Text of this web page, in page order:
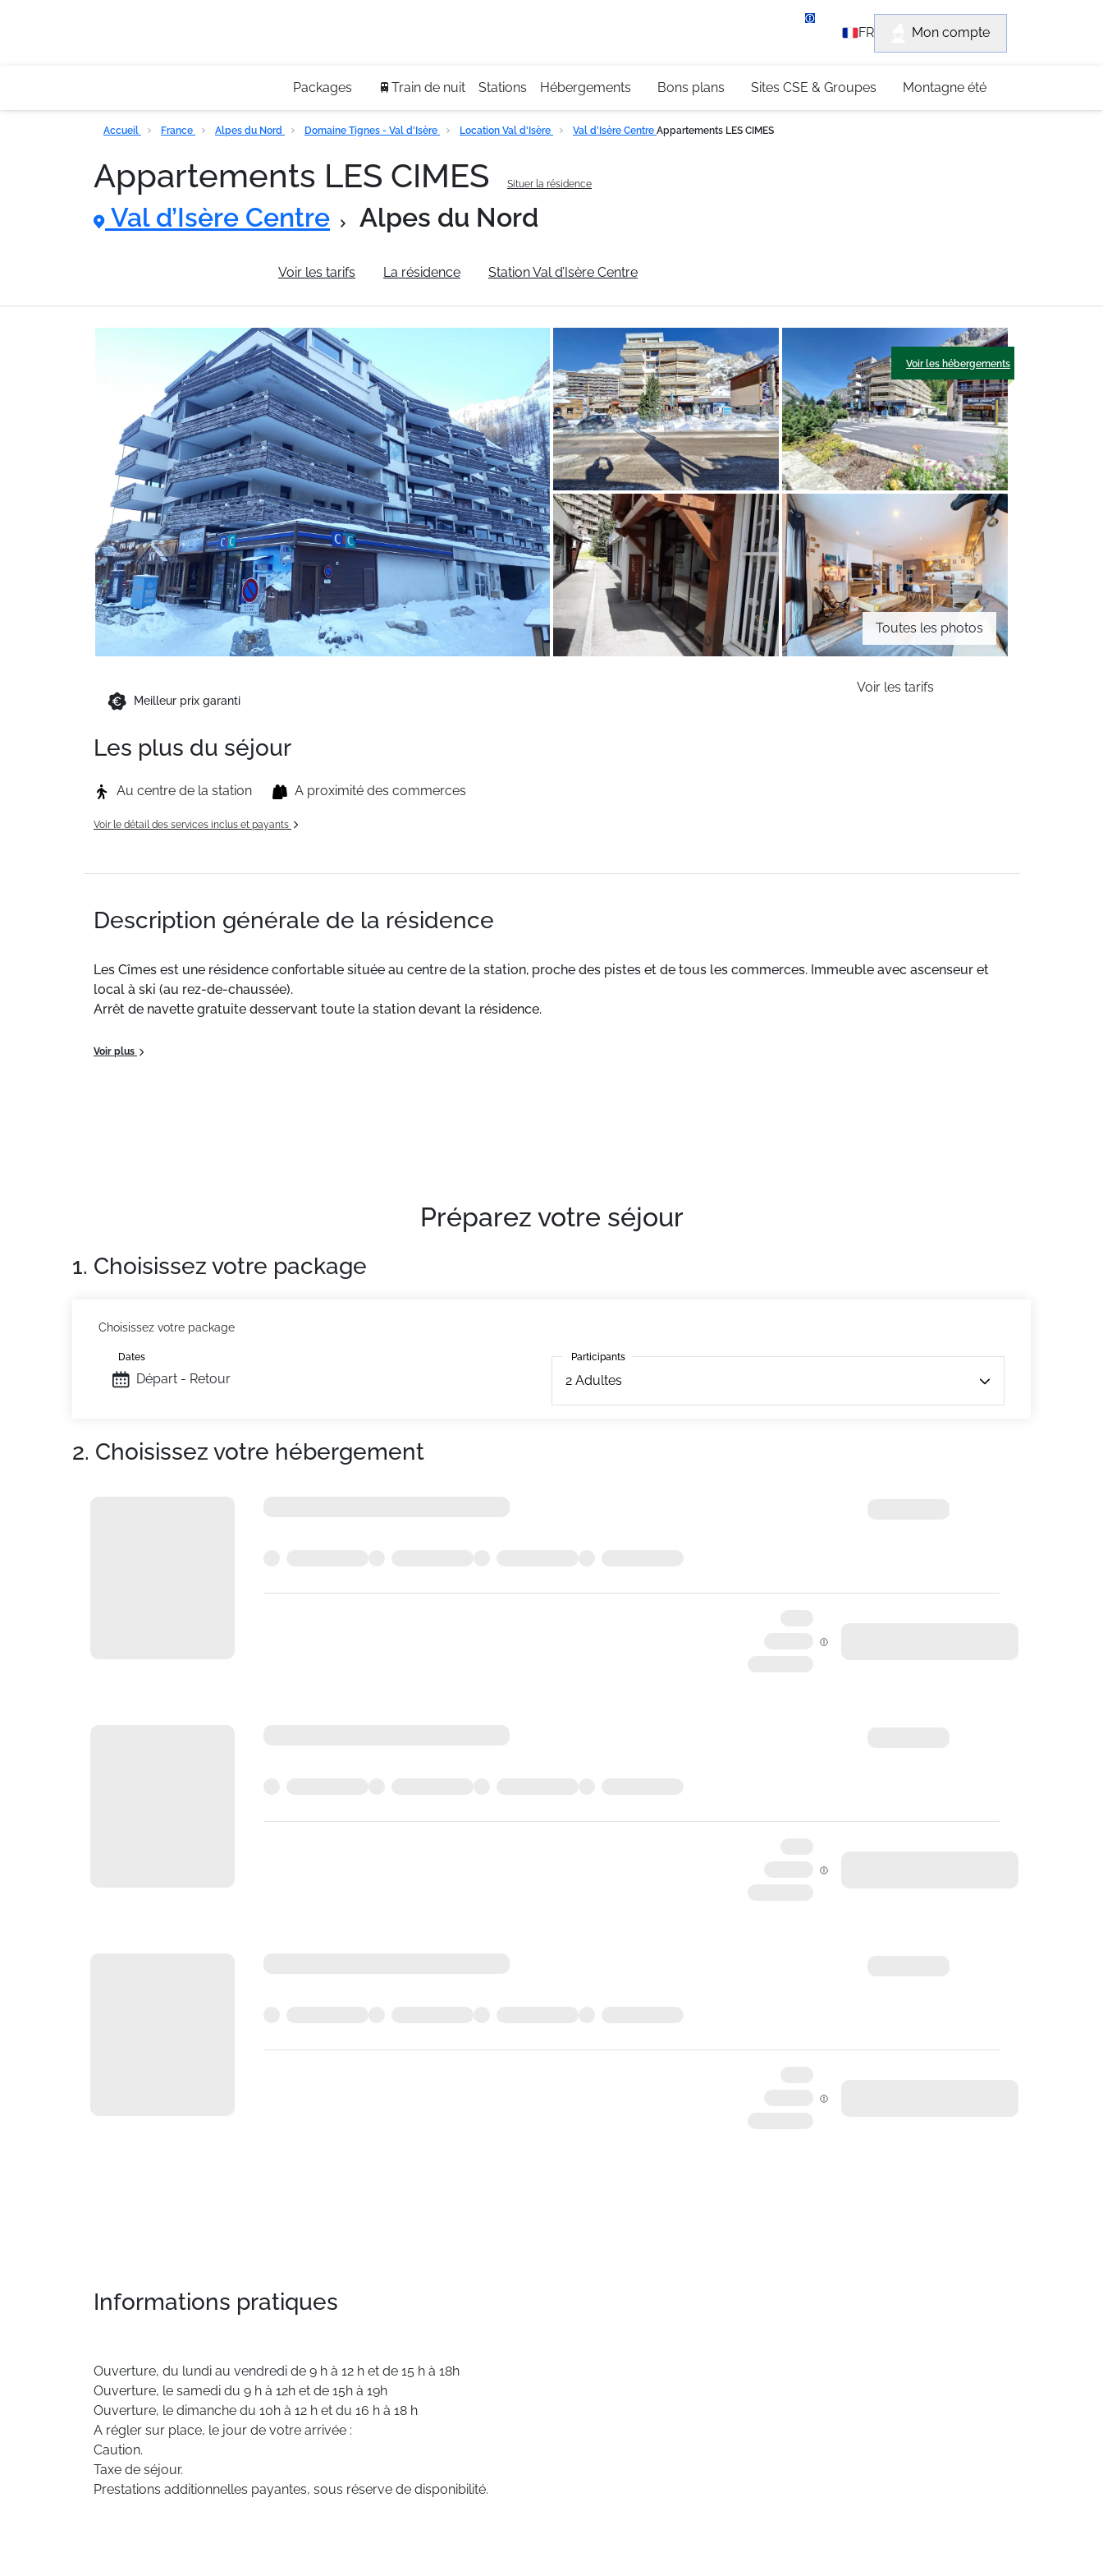
+33 (0)4 79 96 30 69
FR Mon compte
Packages 🚆Train de nuit Stations Hébergements Bons plans Sites CSE & Groupes Montagne été
Accueil France Alpes du Nord Domaine Tignes - Val d'Isère Location Val d'Isère Val d’Isère Centre Appartements LES CIMES
Appartements LES CIMES Situer la résidence
Val d’Isère Centre Alpes du Nord
Voir les tarifs La résidence Station Val d’Isère Centre
Toutes les photos
Voir les hébergements
Meilleur prix garanti
Voir les tarifs
Les plus du séjour
Au centre de la station A proximité des commerces
Voir le détail des services inclus et payants
Description générale de la résidence
Les Cîmes est une résidence confortable située au centre de la station, proche des pistes et de tous les commerces. Immeuble avec ascenseur et
local à ski (au rez-de-chaussée).
Arrêt de navette gratuite desservant toute la station devant la résidence.
Situation
Voir plus
Préparez votre séjour
1. Choisissez votre package
Choisissez votre package
Départ - Retour
Dates Participants
2 Adultes
Participants
2. Choisissez votre hébergement
Informations pratiques
Ouverture, du lundi au vendredi de 9 h à 12 h et de 15 h à 18h
Ouverture, le samedi du 9 h à 12h et de 15h à 19h
Ouverture, le dimanche du 10h à 12 h et du 16 h à 18 h
A régler sur place, le jour de votre arrivée :
Caution.
Taxe de séjour.
Prestations additionnelles payantes, sous réserve de disponibilité.